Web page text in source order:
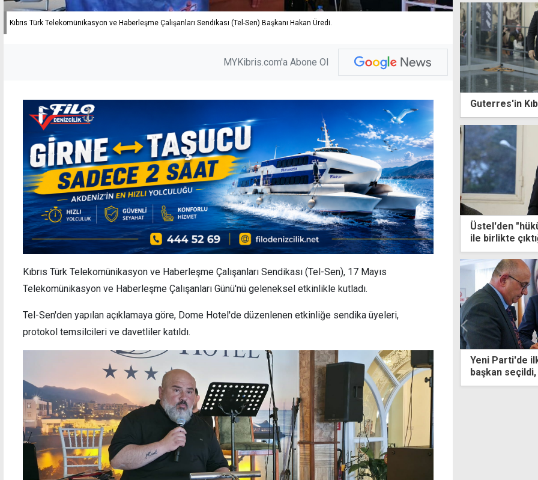
Kıbrıs Türk Telekomünikasyon ve Haberleşme Çalışanları Sendikası (Tel-Sen) Başkanı Hakan Üredi.
MYKibris.com'a Abone Ol
Kıbrıs Türk Telekomünikasyon ve Haberleşme Çalışanları Sendikası (Tel-Sen), 17 Mayıs
Telekomünikasyon ve Haberleşme Çalışanları Günü'nü geleneksel etkinlikle kutladı.
Tel-Sen'den yapılan açıklamaya göre, Dome Hotel'de düzenlenen etkinliğe sendika üyeleri,
protokol temsilcileri ve davetliler katıldı.
Guterres'in
Üstel'den
ile birlikte
yok
Emine Dizdarlı: Cezaevi Müdürü'ne verilen
yetki Anayasa'yla bağdaşmıyor
Yeni Parti'de ilk kararlar: Özgür Özel genel
başkan seçildi, PM üyeleri belirlendi
Anafartalar